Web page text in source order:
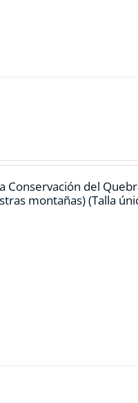
Conservación del
montañas) (Talla